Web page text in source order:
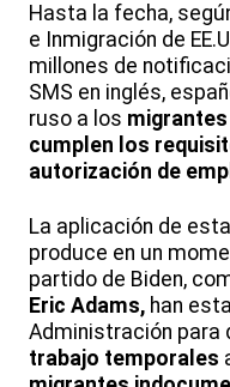
Hasta la fecha,
e Inmigración de
millones de
SMS en inglés,
ruso a los migrantes
cumplen los
autorización de
La aplicación de
produce en un
partido de Biden,
Eric Adams, han
Administración para
trabajo temporales